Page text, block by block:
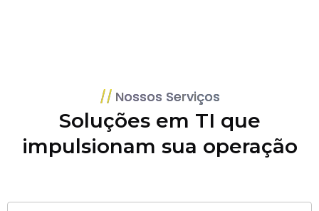
Nossos Serviços
Soluções em TI que
impulsionam sua operação